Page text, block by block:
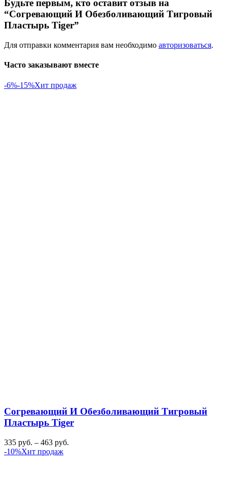
Будьте первым, кто оставит отзыв на
“Согревающий И Обезболивающий Тигровый
Пластырь Tiger”
Для отправки комментария вам необходимо авторизоваться.
Часто заказывают вместе
-6%-15%Хит продаж
Согревающий И Обезболивающий Тигровый
Пластырь Tiger
335 руб. – 463 руб.
-10%Хит продаж